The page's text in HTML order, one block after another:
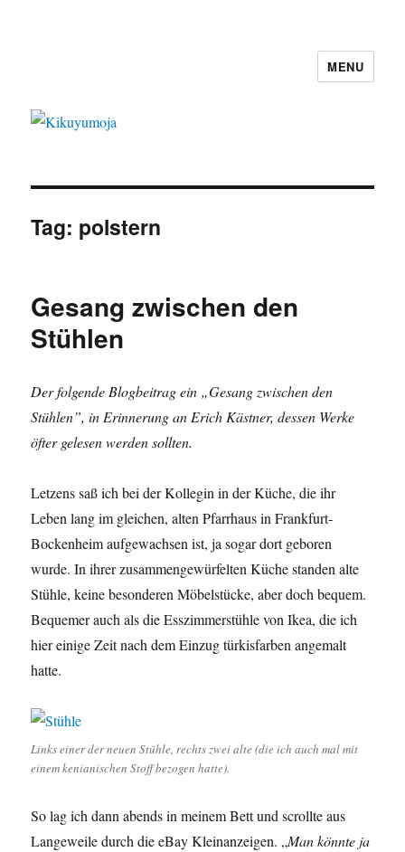
MENU
Tag: polstern
Gesang zwischen den
Stühlen
Der folgende Blogbeitrag ein „Gesang zwischen den
Stühlen”, in Erinnerung an Erich Kästner, dessen Werke
öfter gelesen werden sollten.
Letzens saß ich bei der Kollegin in der Küche, die ihr
Leben lang im gleichen, alten Pfarrhaus in Frankfurt-
Bockenheim aufgewachsen ist, ja sogar dort geboren
wurde. In ihrer zusammengewürfelten Küche standen alte
Stühle, keine besonderen Möbelstücke, aber doch bequem.
Bequemer auch als die Esszimmerstühle von Ikea, die ich
hier einige Zeit nach dem Einzug türkisfarben angemalt
hatte.
Links einer der neuen Stühle, rechts zwei alte (die ich auch mal mit
einem kenianischen Stoff bezogen hatte).
So lag ich dann abends in meinem Bett und scrollte aus
Langeweile durch die eBay Kleinanzeigen. „Man könnte ja